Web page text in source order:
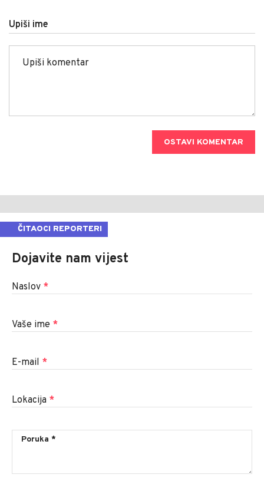
Upiši ime
OSTAVI KOMENTAR
ČITAOCI REPORTERI
Dojavite nam vijest
Naslov *
Vaše ime *
E-mail *
Lokacija *